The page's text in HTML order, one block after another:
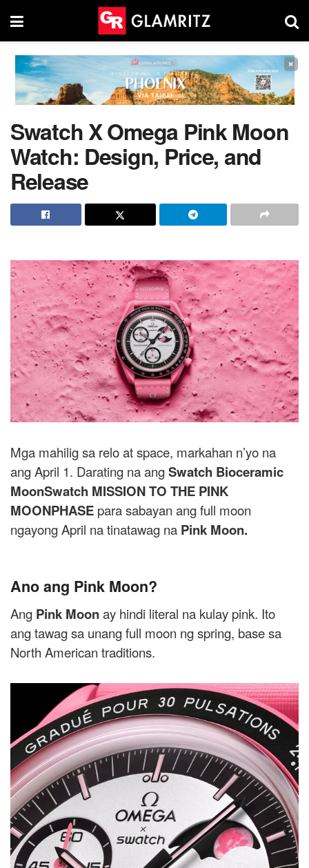
×
Swatch X Omega Pink Moon
Watch: Design, Price, and
Release
Mga mahilig sa relo at space, markahan n’yo na
ang April 1. Darating na angSwatch Bioceramic
MoonSwatch MISSION TO THE PINK
MOONPHASE para sabayan ang full moon
ngayong April na tinatawag na Pink Moon.
Ano ang Pink Moon?
Ang Pink Moonay hindi literal na kulay pink. Ito
ang tawag sa unang full moon ng spring, base sa
North American traditions.